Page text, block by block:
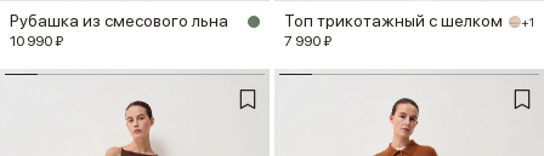
Рубашка из смесового льна
10 990 ₽
Топ трикотажный с шелком +1
7 990 ₽